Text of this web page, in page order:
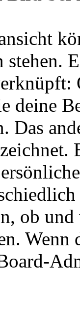
stehen.
deine
Das
ob
Wenn